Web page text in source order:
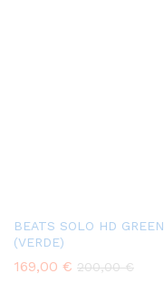
BEATS SOLO HD GREEN
(VERDE)
169,00 € 200,00€